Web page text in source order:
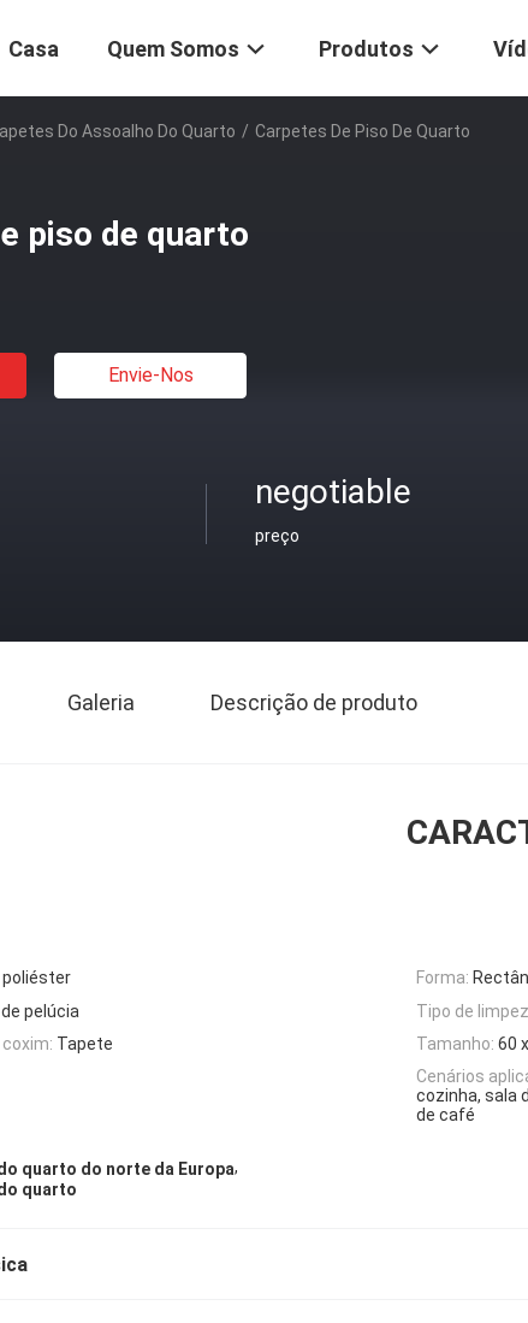
Casa Quem Somos Produtos
Do Assoalho Do Quarto / Carpetes De Piso De Quarto
piso de quarto
Envie-Nos
negotiable
preço
Galeria Descrição de produto
poliéster Forma:
pelúcia Tipo de
Tapete Tamanho: 60
Cenários
cozinha, sala
de café
quarto do norte da Europa,
quarto